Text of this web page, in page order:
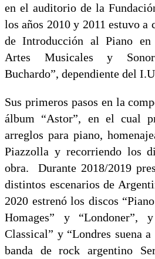
en el auditorio de la
los años 2010 y 2011 estuvo a
de Introducción al Piano en
Artes Musicales y
Buchardo”, dependiente del
Sus primeros pasos en la
álbum “Astor”, en el cual
arreglos para piano,
Piazzolla y recorriendo los
obra. Durante 2018/2019
distintos escenarios de
2020 estrenó los discos
Homages” y “Londoner”,
Classical” y “Londres suena
banda de rock argentino